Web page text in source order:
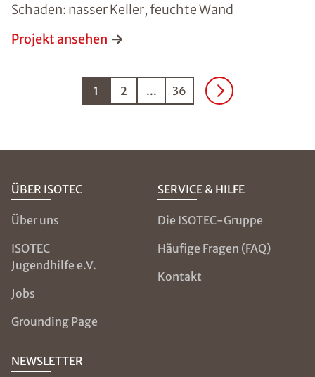
Schaden: nasser Keller, feuchte Wand
Projekt ansehen
1 2 ... 36
ÜBER ISOTEC
Über uns
ISOTEC
Jugendhilfe e.V.
Jobs
Grounding Page
SERVICE & HILFE
Die ISOTEC-Gruppe
Häufige Fragen (FAQ)
Kontakt
NEWSLETTER